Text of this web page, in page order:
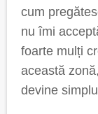
cum
nu îmi
foarte mulți
această
devine